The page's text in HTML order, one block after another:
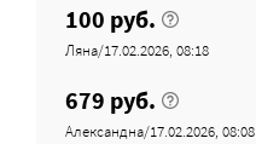
100 руб.
Ляна/17.02.2026, 08:18
679 руб.
Александна/17.02.2026, 08:08